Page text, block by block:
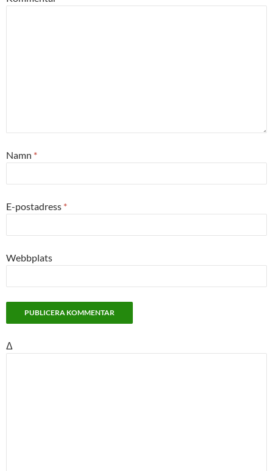
Namn *
E-postadress *
Webbplats
Δ